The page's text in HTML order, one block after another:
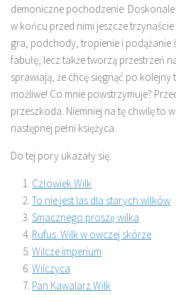
demoniczne pochodzenie.
w końcu przed nimi jeszcze
gra, podchody, tropienie i podążanie
fabułę, lecz także tworzą przestrzeń
sprawiają, że chcę sięgnąć po
możliwe! Co mnie powstrzymuje?
przeszkoda. Niemniej na tę chwilę to
następnej pełni księżyca.
Do tej pory ukazały się:
Człowiek Wilk
To nie jest las dla starych wilków
Smacznego proszę wilka
Rufus. Wilk w owczej skórze
Wilcze imperium
Wilczyca
Pan Kawalarz Wilk